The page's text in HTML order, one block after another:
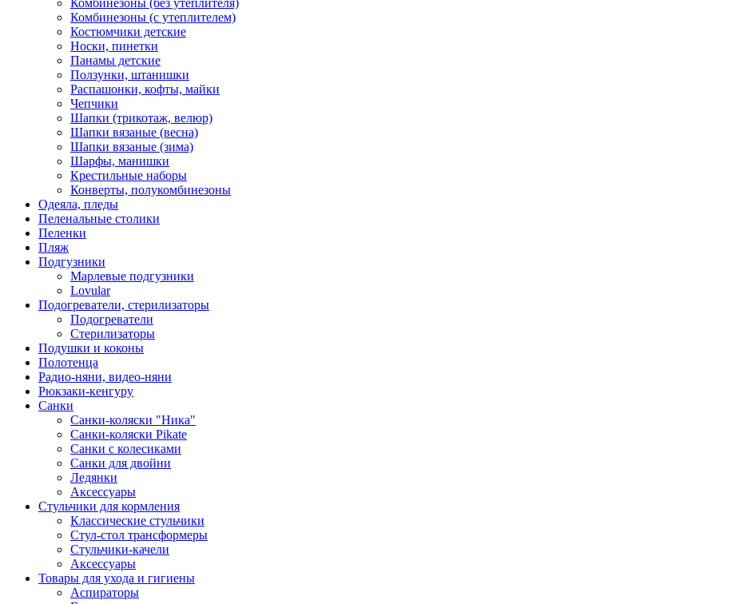
Комбинезоны (без утеплителя)
Комбинезоны (с утеплителем)
Костюмчики детские
Носки, пинетки
Панамы детские
Ползунки, штанишки
Распашонки, кофты, майки
Чепчики
Шапки (трикотаж, велюр)
Шапки вязаные (весна)
Шапки вязаные (зима)
Шарфы, манишки
Крестильные наборы
Конверты, полукомбинезоны
Одеяла, пледы
Пеленальные столики
Пеленки
Пляж
Подгузники
Марлевые подгузники
Lovular
Подогреватели, стерилизаторы
Подогреватели
Стерилизаторы
Подушки и коконы
Полотенца
Радио-няни, видео-няни
Рюкзаки-кенгуру
Санки
Санки-коляски "Ника"
Санки-коляски Pikate
Санки с колесиками
Санки для двойни
Ледянки
Аксессуары
Стульчики для кормления
Классические стульчики
Стул-стол трансформеры
Стульчики-качели
Аксессуары
Товары для ухода и гигиены
Аспираторы